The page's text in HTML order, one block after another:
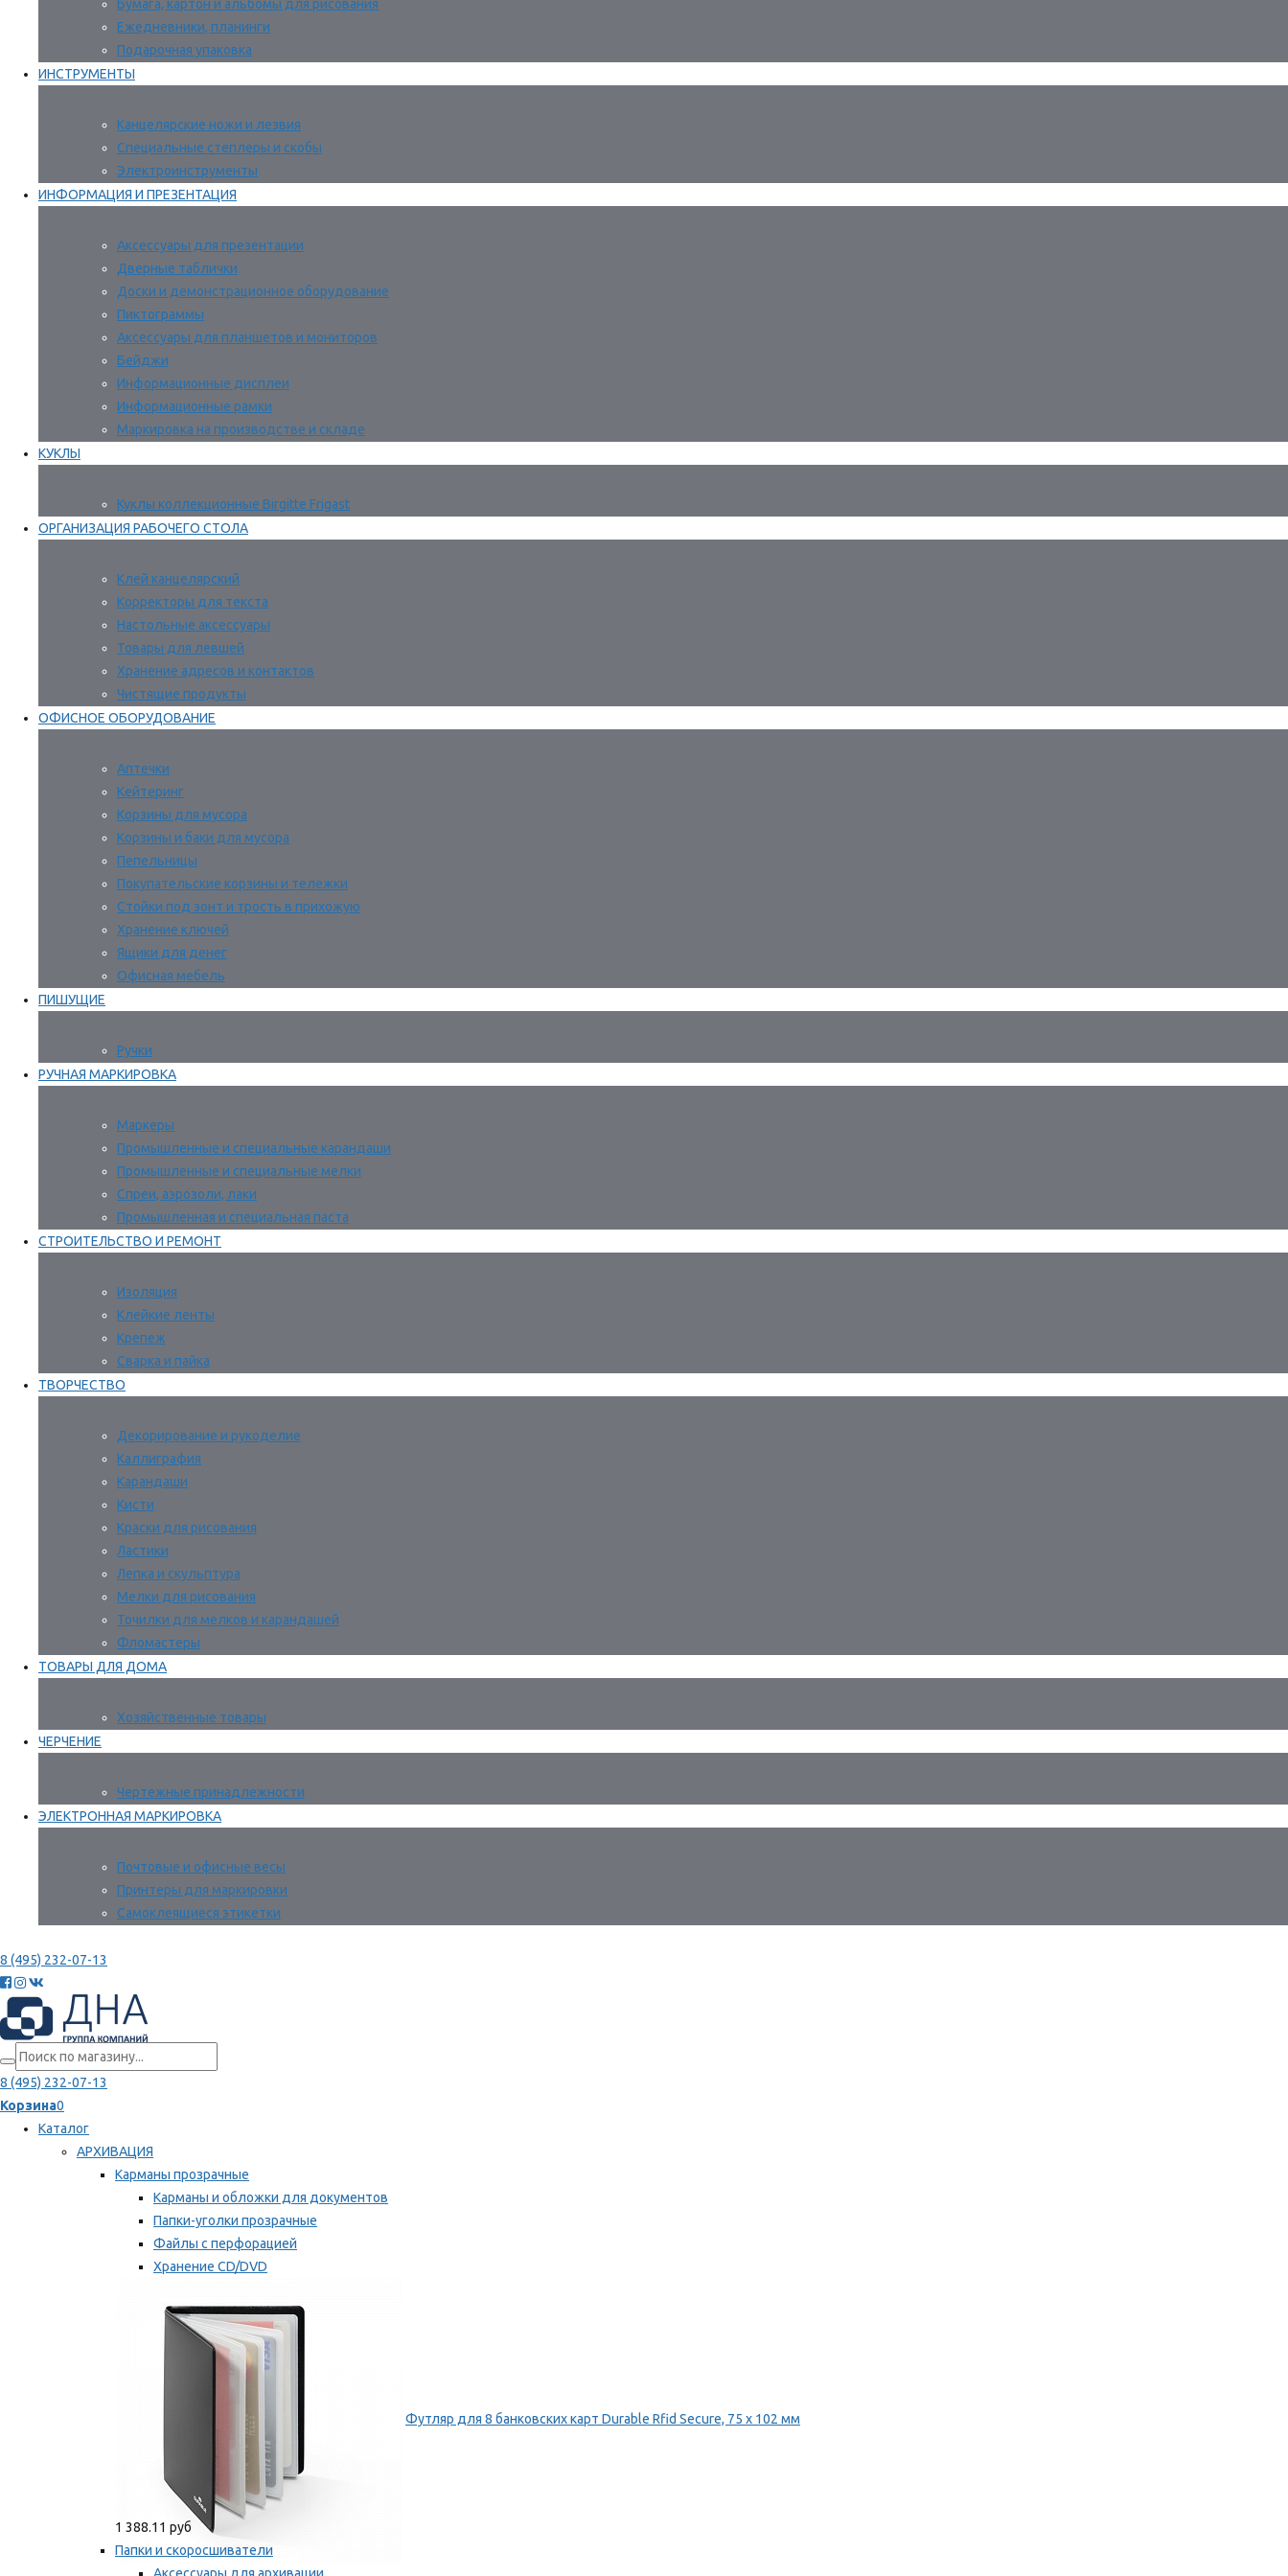
Бумага, картон и альбомы для рисования
Ежедневники, планинги
Подарочная упаковка
ИНСТРУМЕНТЫ
Канцелярские ножи и лезвия
Специальные степлеры и скобы
Электроинструменты
ИНФОРМАЦИЯ И ПРЕЗЕНТАЦИЯ
Аксессуары для презентации
Дверные таблички
Доски и демонстрационное оборудование
Пиктограммы
Аксессуары для планшетов и мониторов
Бейджи
Информационные дисплеи
Информационные рамки
Маркировка на производстве и складе
КУКЛЫ
Куклы коллекционные Birgitte Frigast
ОРГАНИЗАЦИЯ РАБОЧЕГО СТОЛА
Клей канцелярский
Корректоры для текста
Настольные аксессуары
Товары для левшей
Хранение адресов и контактов
Чистящие продукты
ОФИСНОЕ ОБОРУДОВАНИЕ
Аптечки
Кейтеринг
Корзины для мусора
Корзины и баки для мусора
Пепельницы
Покупательские корзины и тележки
Стойки под зонт и трость в прихожую
Хранение ключей
Ящики для денег
Офисная мебель
ПИШУЩИЕ
Ручки
РУЧНАЯ МАРКИРОВКА
Маркеры
Промышленные и специальные карандаши
Промышленные и специальные мелки
Спреи, аэрозоли, лаки
Промышленная и специальная паста
СТРОИТЕЛЬСТВО И РЕМОНТ
Изоляция
Клейкие ленты
Крепеж
Сварка и пайка
ТВОРЧЕСТВО
Декорирование и рукоделие
Каллиграфия
Карандаши
Кисти
Краски для рисования
Ластики
Лепка и скульптура
Мелки для рисования
Точилки для мелков и карандашей
Фломастеры
ТОВАРЫ ДЛЯ ДОМА
Хозяйственные товары
ЧЕРЧЕНИЕ
Чертежные принадлежности
ЭЛЕКТРОННАЯ МАРКИРОВКА
Почтовые и офисные весы
Принтеры для маркировки
Самоклеящиеся этикетки
8 (495) 232-07-13
8 (495) 232-07-13
Корзина0
Каталог
АРХИВАЦИЯ
Карманы прозрачные
Карманы и обложки для документов
Папки-уголки прозрачные
Файлы с перфорацией
Хранение CD/DVD
Мы рекомендуем
Футляр для 8 банковских карт Durable Rfid Secure, 75 х 102 мм
1 388.11 руб
Папки и скоросшиватели